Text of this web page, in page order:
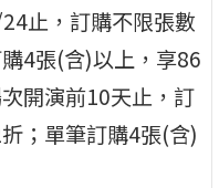
止，訂購不限張數
4張(含)以上，享86
開演前10天止，訂
；單筆訂購4張(含)